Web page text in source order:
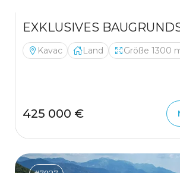
Kavac Land Größe 1300
425 000 €